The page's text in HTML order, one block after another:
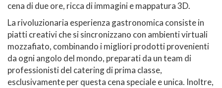
cena di due ore, ricca di immagini e mappatura 3D.
La rivoluzionaria esperienza gastronomica consiste in
piatti creativi che si sincronizzano con ambienti virtuali
mozzafiato, combinando i migliori prodotti provenienti
da ogni angolo del mondo, preparati da un team di
professionisti del catering di prima classe,
esclusivamente per questa cena speciale e unica. Inoltre,